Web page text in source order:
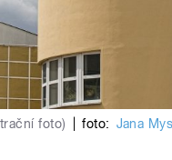
foto) foto: Jana